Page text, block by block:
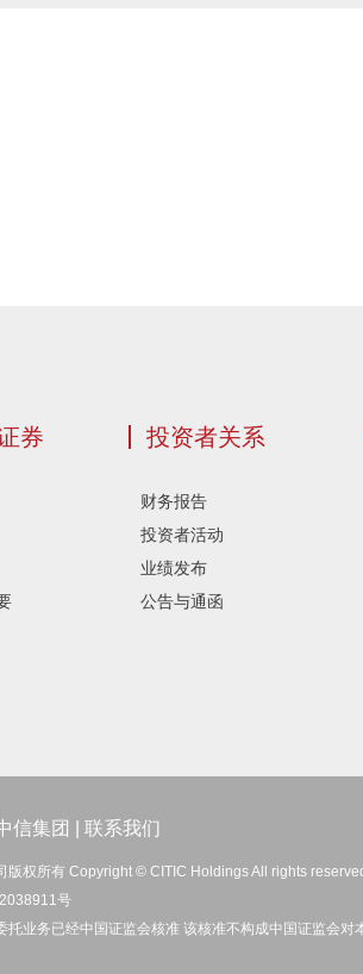
券 投资者关系
财务报告
投资者活动
业绩发布
公告与通函
信集团 |联系我们
版权所有 Copyright © CITIC Holdings All rights
号
托业务已经中国证监会核准 该核准不构成中国证监会